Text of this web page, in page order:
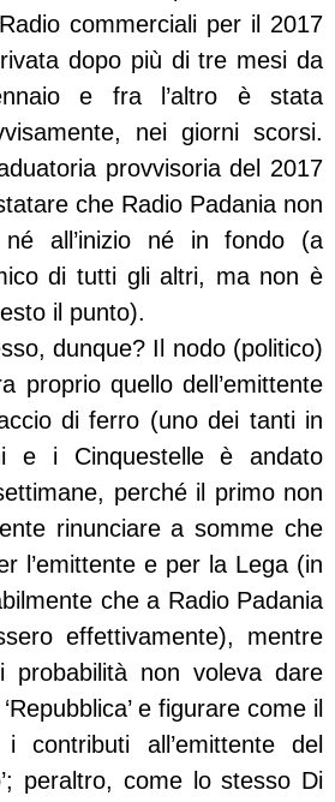
commerciali per il 2017
dopo più di tre mesi da
e fra l’altro è stata
nei giorni scorsi.
provvisoria del 2017
che Radio Padania non
all’inizio né in fondo (a
di tutti gli altri, ma non è
il punto).
dunque? Il nodo (politico)
proprio quello dell’emittente
di ferro (uno dei tanti in
e i Cinquestelle è andato
perché il primo non
rinunciare a somme che
l’emittente e per la Lega (in
che a Radio Padania
effettivamente), mentre
probabilità non voleva dare
e figurare come il
contributi all’emittente del
peraltro, come lo stesso Di